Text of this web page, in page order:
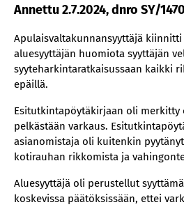
Annettu 2.7.2024, dnro SY/
Apulaisvaltakunnansyyttäjä kiinnitti
aluesyyttäjän huomiota syyttäjän
syyteharkintaratkaisussaan kaikki
epäillä.
Esitutkintapöytäkirjaan oli merkitty
pelkästään varkaus.
asianomistaja oli kuitenkin
kotirauhan rikkomista ja
Aluesyyttäjä oli perustellut
koskevissa päätöksissään, ettei